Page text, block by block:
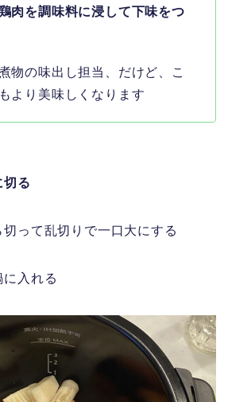
肉を調味料に浸して下味をつ
物の味出し担当、だけど、こ
より美味しくなります
切る
って乱切りで一口大にする
入れる